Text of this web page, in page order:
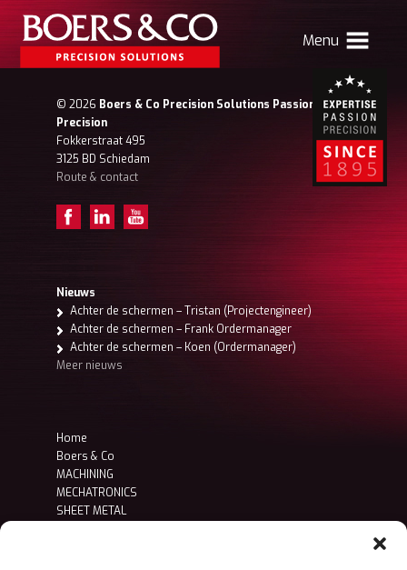
Menu
HOME
CONTACT
Verhuizing Atlas
© 2026 Boers & Co Precision Solutions Passion for
Precision
Fokkerstraat 495
3125 BD Schiedam
Route & contact
Nieuws
Achter de schermen – Tristan (Projectengineer)
Achter de schermen – Frank Ordermanager
Achter de schermen – Koen (Ordermanager)
Meer nieuws
Home
Boers & Co
MACHINING
MECHATRONICS
SHEET METAL